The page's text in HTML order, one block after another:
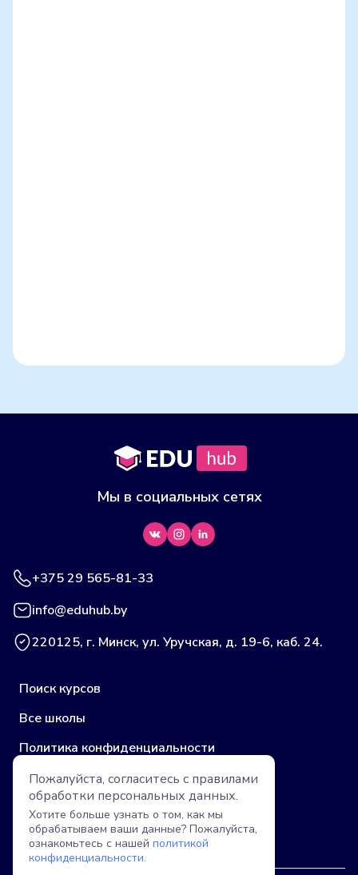
Мы в социальных сетях
Поиск курсов
Все школы
Политика конфиденциальности
Публичная оферта (учебные центры)
Пользовательское соглашение
Публичная оферта (компании)
+375 29 565-81-33
info@eduhub.by
220125, г. Минск, ул. Уручская, д. 19-6, каб. 24.
Пожалуйста, согласитесь с правилами
обработки персональных данных.
Хотите больше узнать о том, как мы
обрабатываем ваши данные? Пожалуйста,
ознакомьтесь с нашей политикой
конфиденциальности.